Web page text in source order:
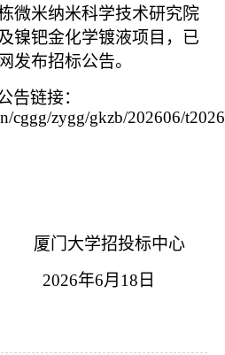
微米纳米科学技术研究院
镍钯金化学镀液项 目，已
发布招标公告。
告链接：
cggg/zygg/gkzb/202606/
厦门大学招投标中心
年6月18 日